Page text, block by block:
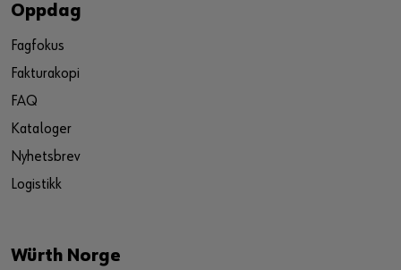
Oppdag
Fagfokus
Fakturakopi
FAQ
Kataloger
Nyhetsbrev
Logistikk
Würth Norge